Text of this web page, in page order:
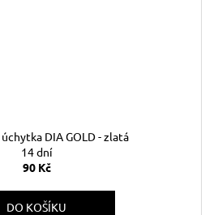
DIA GOLD - zlatá
14 dní
90 Kč
DO KOŠÍKU